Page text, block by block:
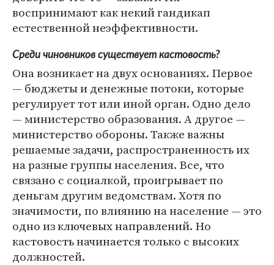
воспринимают как некий гандикап
естественной неэффективности.
Среди чиновников существует кастовость?
Она возникает на двух основаниях. Первое
— бюджеты и денежные потоки, которые
регулирует тот или иной орган. Одно дело
— министерство образования. А другое —
министерство обороны. Также важны
решаемые задачи, распространенность их
на разные группы населения. Все, что
связано с социалкой, проигрывает по
деньгам другим ведомствам. Хотя по
значимости, по влиянию на население — это
одно из ключевых направлений. Но
кастовость начинается только с высоких
должностей.